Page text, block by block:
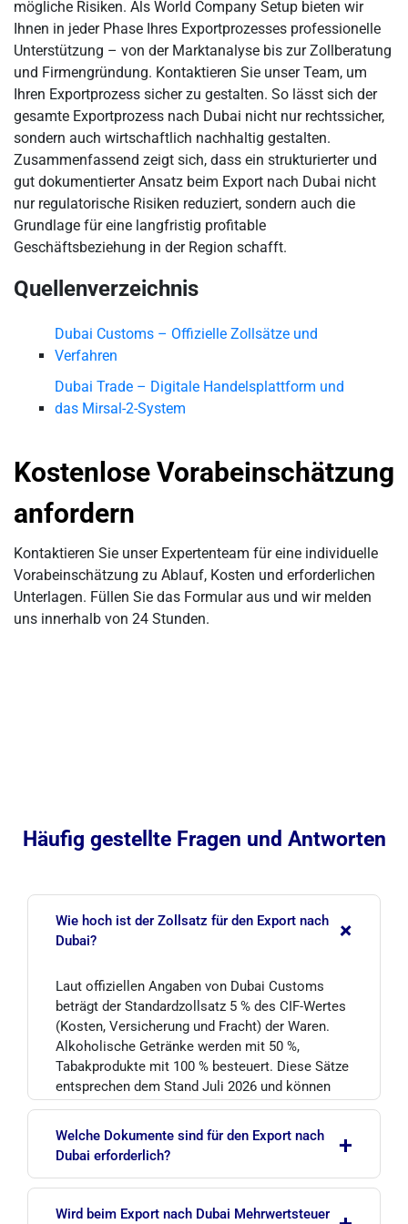
mögliche Risiken. Als World Company Setup bieten wir
Ihnen in jeder Phase Ihres Exportprozesses professionelle
Unterstützung – von der Marktanalyse bis zur Zollberatung
und Firmengründung. Kontaktieren Sie unser Team, um
Ihren Exportprozess sicher zu gestalten. So lässt sich der
gesamte Exportprozess nach Dubai nicht nur rechtssicher,
sondern auch wirtschaftlich nachhaltig gestalten.
Zusammenfassend zeigt sich, dass ein strukturierter und
gut dokumentierter Ansatz beim Export nach Dubai nicht
nur regulatorische Risiken reduziert, sondern auch die
Grundlage für eine langfristig profitable
Geschäftsbeziehung in der Region schafft.
Quellenverzeichnis
Dubai Customs – Offizielle Zollsätze und
Verfahren
Dubai Trade – Digitale Handelsplattform und
das Mirsal-2-System
Kostenlose Vorabeinschätzung
anfordern
Kontaktieren Sie unser Expertenteam für eine individuelle
Vorabeinschätzung zu Ablauf, Kosten und erforderlichen
Unterlagen. Füllen Sie das Formular aus und wir melden
uns innerhalb von 24 Stunden.
Häufig gestellte Fragen und Antworten
Wie hoch ist der Zollsatz für den Export nach
Dubai?
+
Laut offiziellen Angaben von Dubai Customs
beträgt der Standardzollsatz 5 % des CIF-Wertes
(Kosten, Versicherung und Fracht) der Waren.
Alkoholische Getränke werden mit 50 %,
Tabakprodukte mit 100 % besteuert. Diese Sätze
entsprechen dem Stand Juli 2026 und können
sich ändern; bitte bestätigen Sie den aktuellen
Satz vor Ihrer Transaktion bei Dubai Customs.
Welche Dokumente sind für den Export nach
Dubai erforderlich?
+
Wird beim Export nach Dubai Mehrwertsteuer